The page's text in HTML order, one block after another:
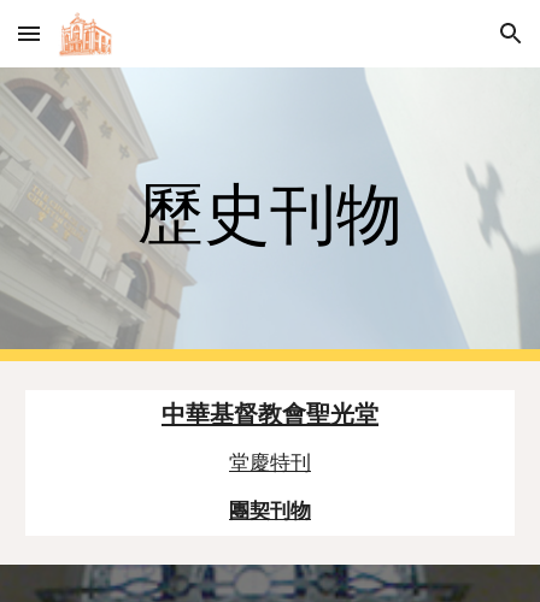
Skip to main content Skip to navigation
歷史刊物
中華基督教會聖光堂
堂慶特刊
團契刊物